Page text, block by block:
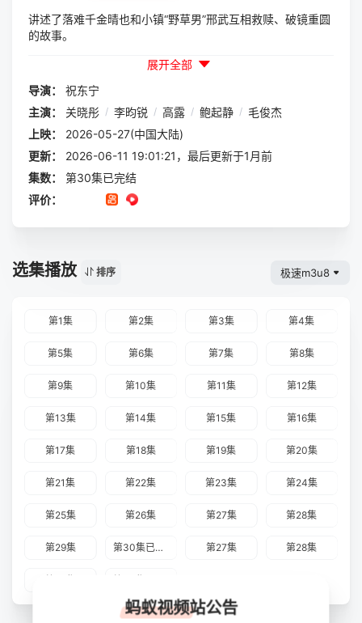
讲述了落难千金晴也和小镇“野草男”邢武互相救赎、破镜重圆
的故事。
展开全部
导演：
祝东宁
主演：
关晓彤 / 李昀锐 / 高露 / 鲍起静 / 毛俊杰
上映：
2026-05-27(中国大陆)
更新：
2026-06-11 19:01:21，最后更新于1月前
集数：
第30集已完结
评价：
选集播放 排序 极速m3u8
第1集 第2集 第3集 第4集
第5集 第6集 第7集 第8集
第9集 第10集 第11集 第12集
第13集 第14集 第15集 第16集
第17集 第18集 第19集 第20集
第21集 第22集 第23集 第24集
第25集 第26集 第27集 第28集
第29集 第30集已完结 第27集 第28集
蚂蚁视频站公告